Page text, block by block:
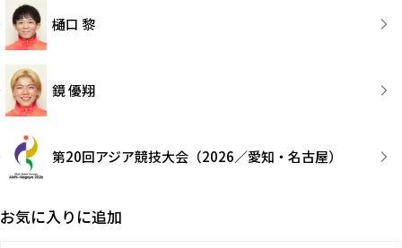
樋口 黎
鏡 優翔
第20回アジア競技大会（2026／愛知・名古屋）
お気に入りに追加